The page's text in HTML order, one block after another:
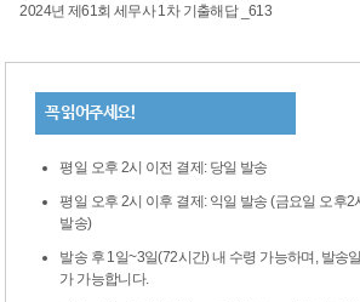
2024년 제61회 세무사 1차 기출해답 _613
꼭 읽어주세요!
평일 오후 2시 이전 결제: 당일 발송
평일 오후 2시 이후 결제: 익일 발송 (금요일 오후2
발송)
발송 후 1일~3일(72시간) 내 수령 가능하며, 발송
가 가능합니다.